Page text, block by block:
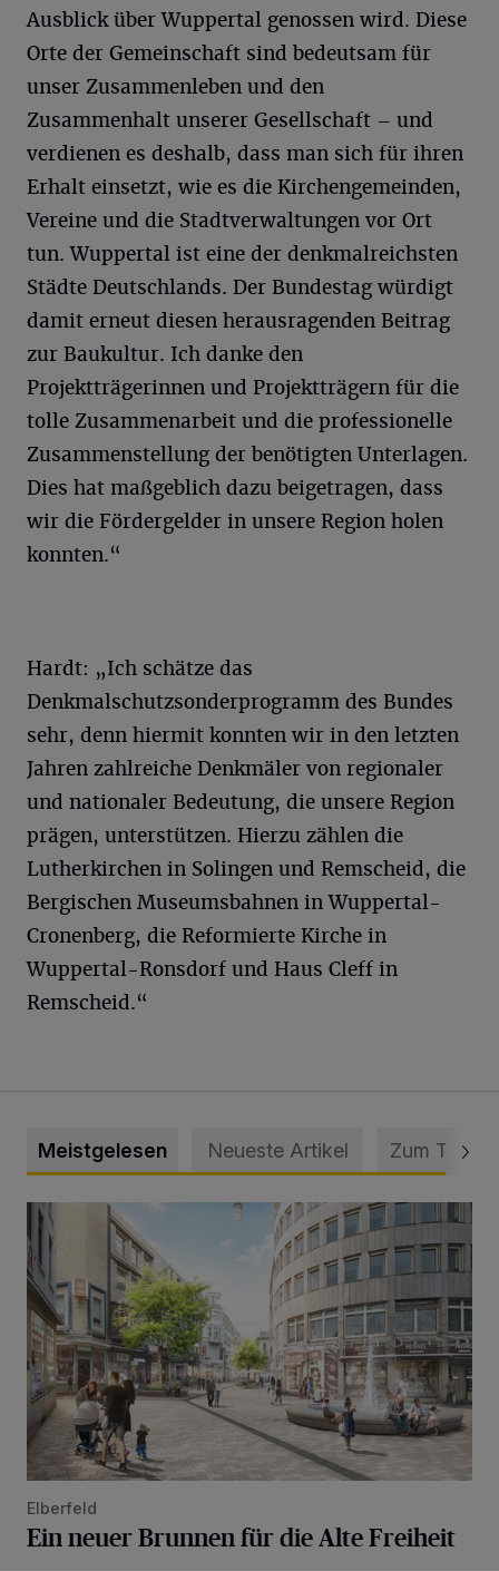
Ausblick über Wuppertal genossen wird. Diese
Orte der Gemeinschaft sind bedeutsam für
unser Zusammenleben und den
Zusammenhalt unserer Gesellschaft – und
verdienen es deshalb, dass man sich für ihren
Erhalt einsetzt, wie es die Kirchengemeinden,
Vereine und die Stadtverwaltungen vor Ort
tun. Wuppertal ist eine der denkmalreichsten
Städte Deutschlands. Der Bundestag würdigt
damit erneut diesen herausragenden Beitrag
zur Baukultur. Ich danke den
Projektträgerinnen und Projektträgern für die
tolle Zusammenarbeit und die professionelle
Zusammenstellung der benötigten Unterlagen.
Dies hat maßgeblich dazu beigetragen, dass
wir die Fördergelder in unsere Region holen
konnten.“
Hardt: „Ich schätze das
Denkmalschutzsonderprogramm des Bundes
sehr, denn hiermit konnten wir in den letzten
Jahren zahlreiche Denkmäler von regionaler
und nationaler Bedeutung, die unsere Region
prägen, unterstützen. Hierzu zählen die
Lutherkirchen in Solingen und Remscheid, die
Bergischen Museumsbahnen in Wuppertal-
Cronenberg, die Reformierte Kirche in
Wuppertal-Ronsdorf und Haus Cleff in
Remscheid.“
Meistgelesen Neueste Artikel Zum Thema
Ein neuer Brunnen für die Alte Freiheit
Elberfeld
Ein neuer Brunnen für die Alte Freiheit